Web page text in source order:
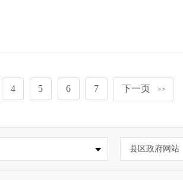
4 5 6 7 下一页 >>
县区政府网站